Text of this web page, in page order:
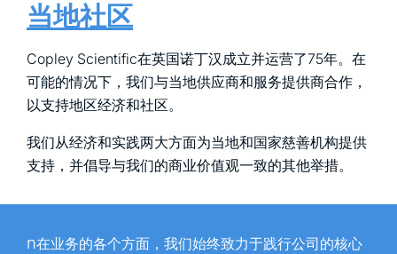
当地社区
Copley Scientific在英国诺丁汉成立并运营了75年。在
可能的情况下，我们与当地供应商和服务提供商合作，
以支持地区经济和社区。
我们从经济和实践两大方面为当地和国家慈善机构提供
支持，并倡导与我们的商业价值观一致的其他举措。
n在业务的各个方面，我们始终致力于践行公司的核心